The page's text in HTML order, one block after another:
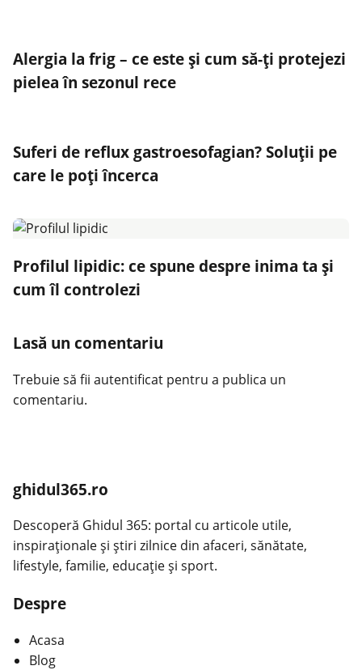
Alergia la frig – ce este și cum să-ți protejezi
pielea în sezonul rece
Suferi de reflux gastroesofagian? Soluții pe
care le poți încerca
Profilul lipidic: ce spune despre inima ta și
cum îl controlezi
Lasă un comentariu
Trebuie să fii autentificat pentru a publica un
comentariu.
ghidul365.ro
Descoperă Ghidul 365: portal cu articole utile,
inspiraționale și știri zilnice din afaceri, sănătate,
lifestyle, familie, educație și sport.
Despre
Acasa
Blog